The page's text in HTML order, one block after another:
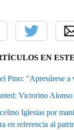
EN
Pino: "Apresúrese a
Victorino Alonso
Iglesias por
en referencia al